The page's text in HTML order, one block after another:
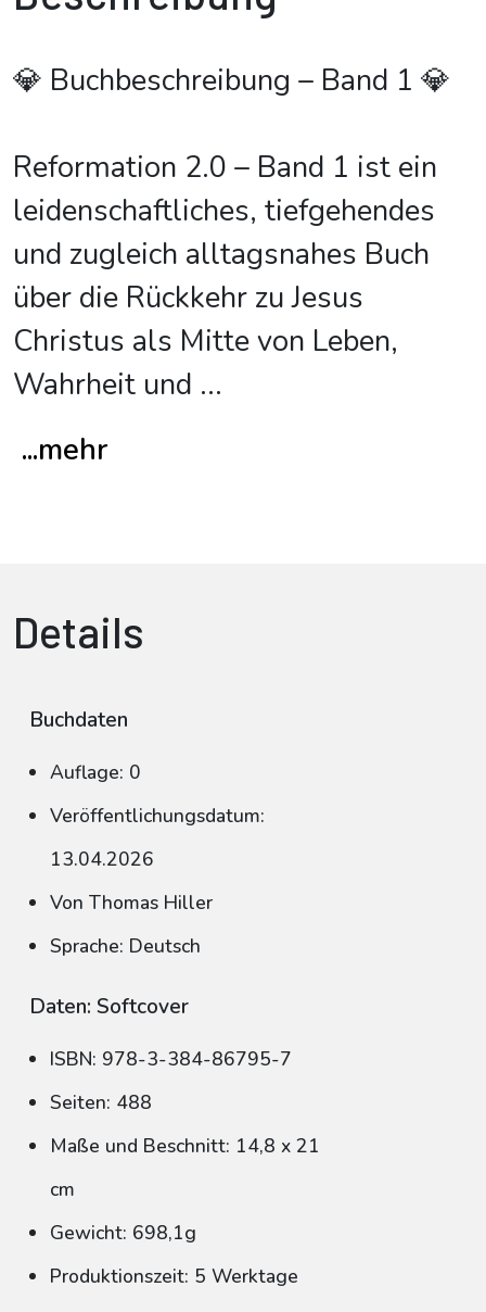
💎 Buchbeschreibung – Band 1 💎
Reformation 2.0 – Band 1 ist ein
leidenschaftliches, tiefgehendes
und zugleich alltagsnahes Buch
über die Rückkehr zu Jesus
Christus als Mitte von Leben,
Wahrheit und ...
...mehr
Details
Buchdaten
Auflage: 0
Veröffentlichungsdatum:
13.04.2026
Von Thomas Hiller
Sprache: Deutsch
Daten: Softcover
ISBN: 978-3-384-86795-7
Seiten: 488
Maße und Beschnitt: 14,8 x 21
cm
Gewicht: 698,1g
Produktionszeit: 5 Werktage